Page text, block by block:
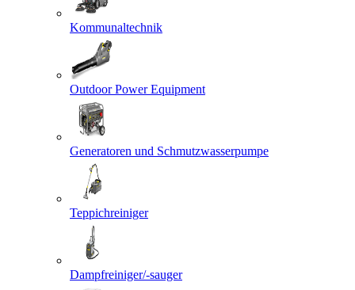
Kommunaltechnik
Outdoor Power Equipment
Generatoren und Schmutzwasserpumpe
Teppichreiniger
Dampfreiniger/-sauger